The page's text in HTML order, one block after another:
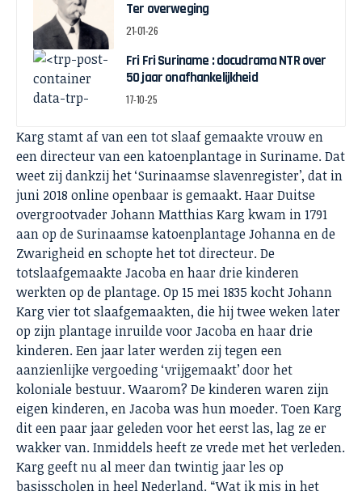
Ter overweging
21-01-26
Fri Fri Suriname : docudrama NTR over
50 jaar onafhankelijkheid
17-10-25
Karg stamt af van een tot slaaf gemaakte vrouw en
een directeur van een katoenplantage in Suriname. Dat
weet zij dankzij het ‘Surinaamse slavenregister’, dat in
juni 2018 online openbaar is gemaakt. Haar Duitse
overgrootvader Johann Matthias Karg kwam in 1791
aan op de Surinaamse katoenplantage Johanna en de
Zwarigheid en schopte het tot directeur. De
totslaafgemaakte Jacoba en haar drie kinderen
werkten op de plantage. Op 15 mei 1835 kocht Johann
Karg vier tot slaafgemaakten, die hij twee weken later
op zijn plantage inruilde voor Jacoba en haar drie
kinderen. Een jaar later werden zij tegen een
aanzienlijke vergoeding ‘vrijgemaakt’ door het
koloniale bestuur. Waarom? De kinderen waren zijn
eigen kinderen, en Jacoba was hun moeder. Toen Karg
dit een paar jaar geleden voor het eerst las, lag ze er
wakker van. Inmiddels heeft ze vrede met het verleden.
Karg geeft nu al meer dan twintig jaar les op
basisscholen in heel Nederland. “Wat ik mis in het